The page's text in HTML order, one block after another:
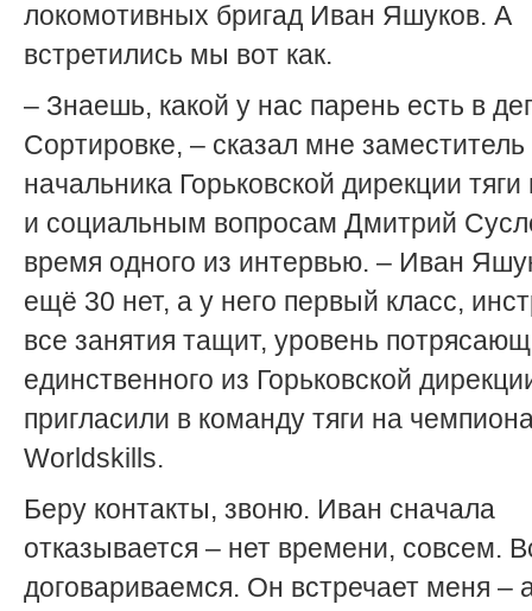
локомотивных бригад Иван Яшуков. А
встретились мы вот как.
– Знаешь, какой у нас парень есть в
Сортировке, – сказал мне заместитель
начальника Горьковской дирекции
и социальным вопросам Дмитрий
время одного из интервью. – Иван
ещё 30 нет, а у него первый класс,
все занятия тащит, уровень
единственного из Горьковской
пригласили в команду тяги на
Worldskills.
Беру контакты, звоню. Иван сначала
отказывается – нет времени, совсем.
договариваемся. Он встречает меня –